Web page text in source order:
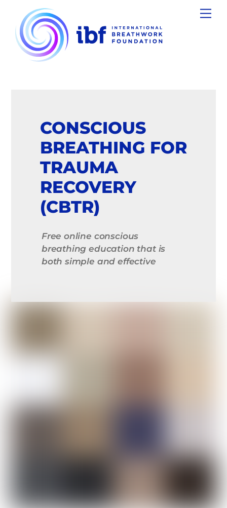
content
CONSCIOUS
BREATHING FOR
TRAUMA
RECOVERY
(CBTR)
Free online conscious
breathing education that is
both simple and effective